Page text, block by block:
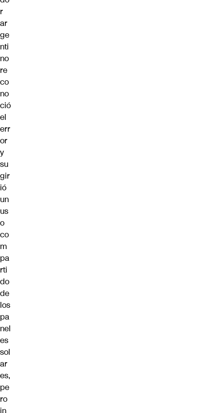
r
ar
ge
nti
no
re
co
no
ció
el
err
or
y
su
gir
ió
un
us
o
co
m
pa
rti
do
de
los
pa
nel
es
sol
ar
es,
pe
ro